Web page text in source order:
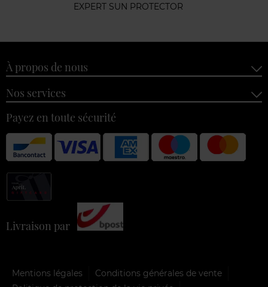
EXPERT SUN PROTECTOR
À propos de nous
Nos services
Payez en toute sécurité
Livraison par
Mentions légales
Conditions générales de vente